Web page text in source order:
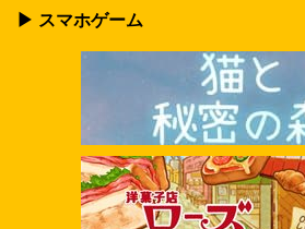
▶ スマホゲーム